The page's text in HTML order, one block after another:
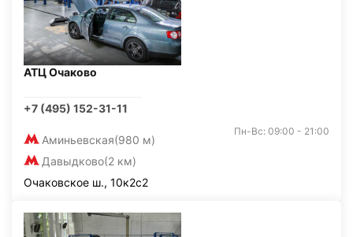
АТЦ Очаково
+7 (495) 152-31-11
Аминьевская(980 м)
Давыдково(2 км)
Пн-Вс: 09:00 - 21:00
Очаковское ш., 10к2с2